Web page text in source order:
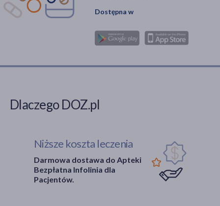
Dostępna w
Dlaczego DOZ.pl
Niższe koszta leczenia
Darmowa dostawa do Apteki
Bezpłatna Infolinia dla
Pacjentów.